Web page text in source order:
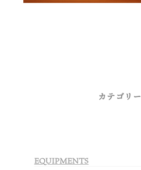
カテゴリー
EQUIPMENTS